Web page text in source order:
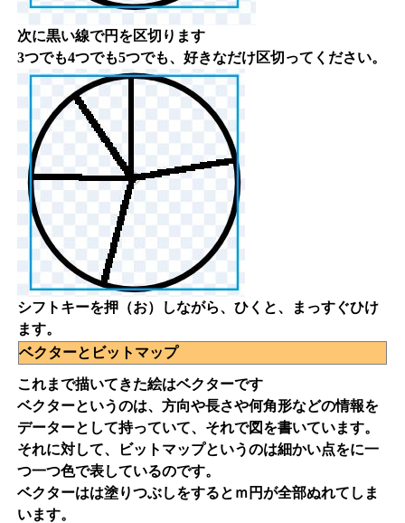
次に黒い線で円を区切ります
3つでも4つでも5つでも、好きなだけ区切ってください。
シフトキーを押（お）しながら、ひくと、まっすぐひけ
ます。
ベクターとビットマップ
これまで描いてきた絵はベクターです
ベクターというのは、方向や長さや何角形などの情報を
データーとして持っていて、それで図を書いています。
それに対して、ビットマップというのは細かい点をに一
つ一つ色で表しているのです。
ベクターはは塗りつぶしをするとｍ円が全部ぬれてしま
います。